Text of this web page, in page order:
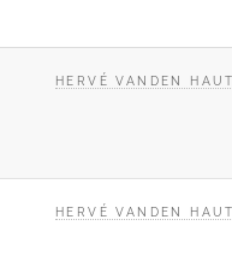
HERVÉ VANDEN
HERVÉ VANDEN